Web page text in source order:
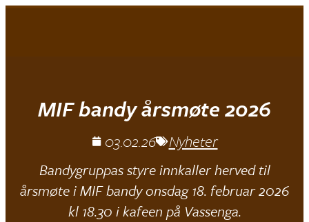
MIF bandy årsmøte 2026
03.02.26 Nyheter
Bandygruppas styre innkaller herved til
årsmøte i MIF bandy onsdag 18. februar 2026
kl 18.30 i kafeen på Vassenga.